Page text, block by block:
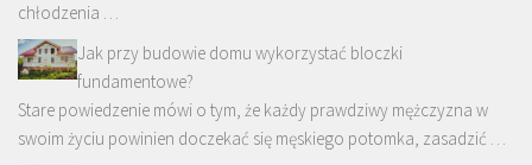
chłodzenia …
Jak przy budowie domu wykorzystać bloczki
fundamentowe?
Stare powiedzenie mówi o tym, że każdy prawdziwy mężczyzna w
swoim życiu powinien doczekać się męskiego potomka, zasadzić …